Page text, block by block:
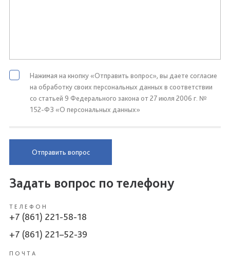
Нажимая на кнопку «Отправить вопрос», вы даете согласие
на обработку своих персональных данных в соответствии
со статьей 9 Федерального закона от 27 июля 2006 г. №
152-ФЗ «О персональных данных»
Отправить вопрос
Задать вопрос по телефону
ТЕЛЕФОН
+7 (861) 221-58-18
+7 (861) 221–52-39
ПОЧТА